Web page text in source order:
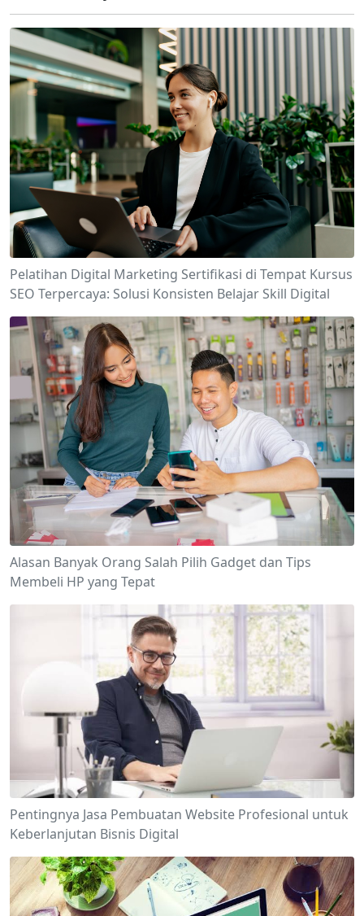
Pelatihan Digital Marketing Sertifikasi di Tempat Kursus
SEO Terpercaya: Solusi Konsisten Belajar Skill Digital
Alasan Banyak Orang Salah Pilih Gadget dan Tips
Membeli HP yang Tepat
Pentingnya Jasa Pembuatan Website Profesional untuk
Keberlanjutan Bisnis Digital